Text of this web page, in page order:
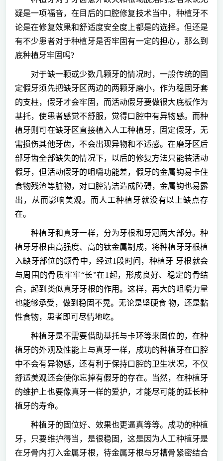
疑是一项福音，在目后的口腔修复技术当中，种植牙不
论是在修复效果和舒适度安全度上都是的选择。但还是
有不少患者对于种植牙是否牢固有一定的担心，那么到
底种植牙牢固吗?
对于缺一颗或少数几颗牙的情况时，一般传统的固
定假牙须先把缺牙区两边的两颗牙磨小，作为稳固牙套
的支柱，假牙才会牢固，而活动假牙要做很大底板作为
基托，使患者感觉不舒服，觉得口腔中有异物感。而种
植牙则可在缺牙区直接植入人工种植牙，固定假牙，无
需损伤其他牙齿，不会出现异物和不适感。在磨牙区后
部牙齿全部缺失的情况下，以后的修复方法只能装活动
假牙，但活动假牙的咀嚼功能差，假牙的金属钩易卡住
食物残渣等脏物，对口腔清洁造成障碍，金属钩也易露
出，从而影响美观。而人工种植牙就没有以上缺点存
在。
种植牙和真牙一样，分为牙根和牙冠两大部分。种
植牙牙根由高强度、高的钛金属制成，将种植牙牙根植
入缺牙部位的颌骨中，经过1段时间，种植牙 牙根就会
与周围的骨质牢牢“长”在1起，形成良好、稳定的骨结
合，起到类似真牙牙根的作用。这样，再大的咀嚼力量
也能够承受，做到稳固不晃。无论是坚硬食 物，还是黏
性食物，患者即可尽情地吃。
种植牙是不需要借助基托与卡环等来固位的，在种
植牙的外观及性能上与真牙一样，成功的种植牙在口腔
中不会有异物感，还有利于保持口腔的卫生状况，不仅
舒适美观还会使你忘掉有假牙的存在。当然，在种植牙
的维护上也要像真牙一样的爱护，才能尽可能的延长种
植牙的寿命。
种植牙的固位好、效果也更逼真等等。成功的种植
牙，只要维护得当，是很稳固，这是因为人工种植牙是
在牙骨内打入金属牙根，待金属牙根与牙槽骨紧密结合